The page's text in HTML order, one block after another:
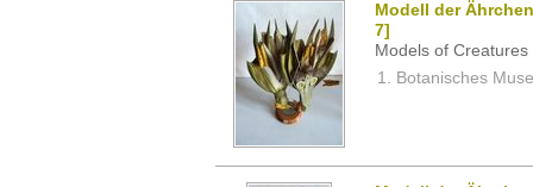
Modell der
7]
Models of
Botanisches